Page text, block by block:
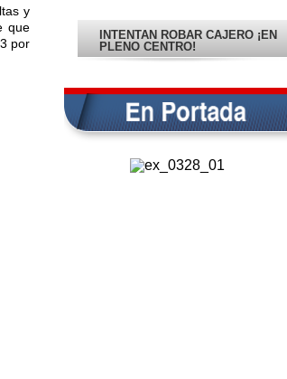
y
que
por
INTENTAN ROBAR CAJERO ¡EN
PLENO CENTRO!
DE LA SERIE
SE ACABA EL SUEÑO PARA LAS
CHICAS SUB 17
AFIRMAN QUE MEGADRENAJE
ESTÁ EN TIEMPO